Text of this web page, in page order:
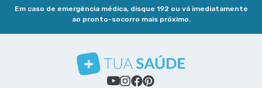
Em caso de emergência médica, disque 192 ou vá imediatamente
ao pronto-socorro mais próximo.